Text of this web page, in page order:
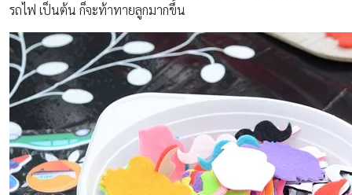
รถไฟ เป็นต้น ก็จะท้าทายลูกมากขึ้น